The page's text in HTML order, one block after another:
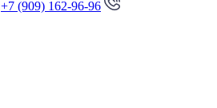
+7 (909) 162-96-96